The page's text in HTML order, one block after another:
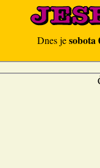
Dnes jesobota